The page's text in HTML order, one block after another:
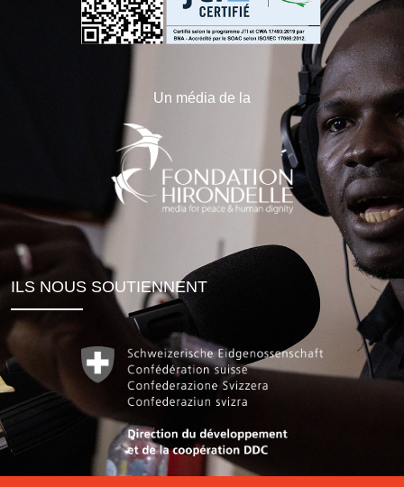
Un média de la
ILS NOUS SOUTIENNENT